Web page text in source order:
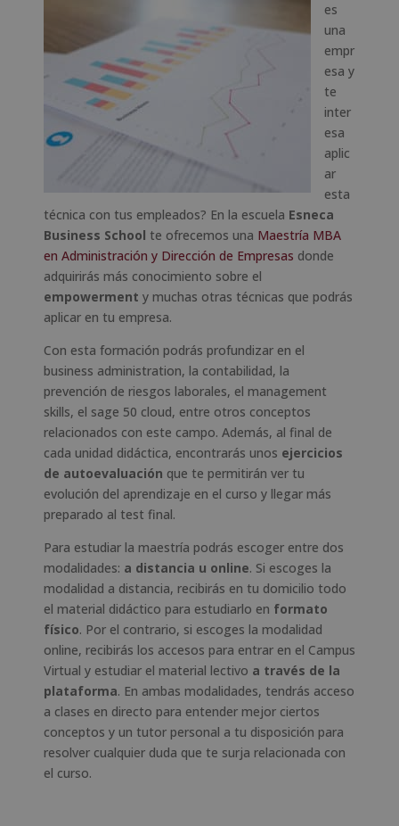
es
una
empr
esa y
te
inter
esa
aplic
ar
esta
técnica con tus empleados? En la escuela Esneca
Business School te ofrecemos una Maestría MBA
en Administración y Dirección de Empresas donde
adquirirás más conocimiento sobre el
empowerment y muchas otras técnicas que podrás
aplicar en tu empresa.
Con esta formación podrás profundizar en el
business administration, la contabilidad, la
prevención de riesgos laborales, el management
skills, el sage 50 cloud, entre otros conceptos
relacionados con este campo. Además, al final de
cada unidad didáctica, encontrarás unos ejercicios
de autoevaluación que te permitirán ver tu
evolución del aprendizaje en el curso y llegar más
preparado al test final.
Para estudiar la maestría podrás escoger entre dos
modalidades: a distancia u online. Si escoges la
modalidad a distancia, recibirás en tu domicilio todo
el material didáctico para estudiarlo en formato
físico. Por el contrario, si escoges la modalidad
online, recibirás los accesos para entrar en el Campus
Virtual y estudiar el material lectivo a través de la
plataforma. En ambas modalidades, tendrás acceso
a clases en directo para entender mejor ciertos
conceptos y un tutor personal a tu disposición para
resolver cualquier duda que te surja relacionada con
el curso.